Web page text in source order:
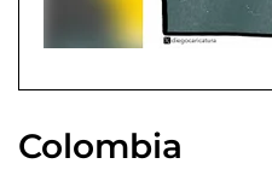
Colombia